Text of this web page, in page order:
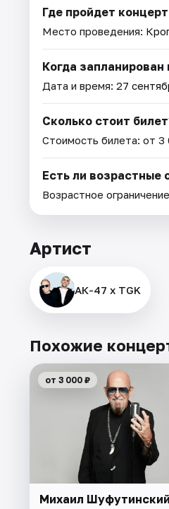
Где пройдет
Место проведения:
Когда запланирован
Дата и время: 27
Сколько стоит
Стоимость билета: от 3
Есть ли возрастные
Возрастное
Артист
АК-47 х TGK
Похожие
от 3 000 ₽
Михаил Шуфутинский